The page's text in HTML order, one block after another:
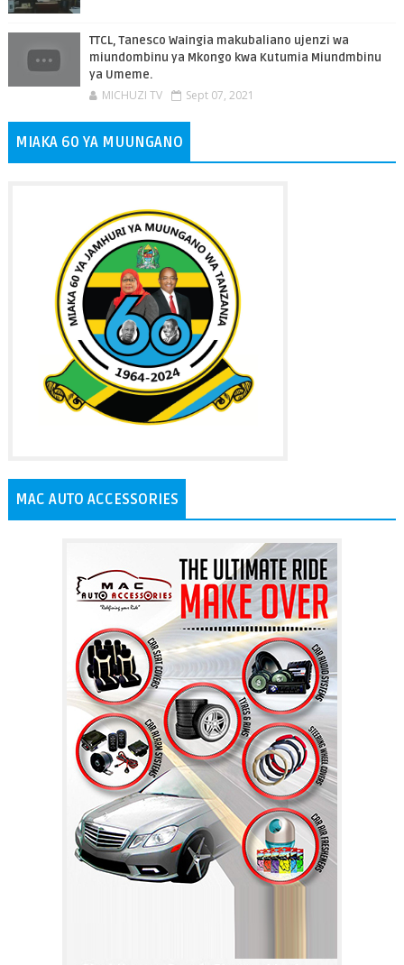
TTCL, Tanesco Waingia makubaliano ujenzi wa
miundombinu ya Mkongo kwa Kutumia Miundmbinu
ya Umeme.
MICHUZI TV Sept 07, 2021
MIAKA 60 YA MUUNGANO
MAC AUTO ACCESSORIES